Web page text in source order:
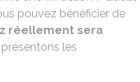
pouvez bénéficier de
réellement sera
les